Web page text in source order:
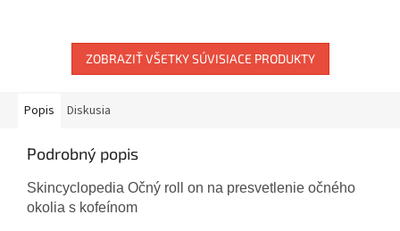
ZOBRAZIŤ VŠETKY SÚVISIACE PRODUKTY
Popis Diskusia
Podrobný popis
Skincyclopedia Očný roll on na presvetlenie očného
okolia s kofeínom